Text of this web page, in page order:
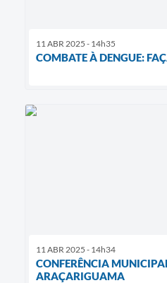
11 ABR 2025 - 14h35
COMBATE À DENGUE:
11 ABR 2025 - 14h34
CONFERÊNCIA
ARAÇARIGUAMA